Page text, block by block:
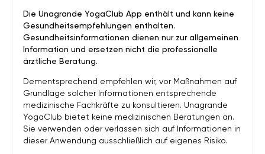
Die Unagrande YogaClub App enthält und kann keine
Gesundheitsempfehlungen enthalten.
Gesundheitsinformationen dienen nur zur allgemeinen
Information und ersetzen nicht die professionelle
ärztliche Beratung.
Dementsprechend empfehlen wir, vor Maßnahmen auf
Grundlage solcher Informationen entsprechende
medizinische Fachkräfte zu konsultieren. Unagrande
YogaClub bietet keine medizinischen Beratungen an.
Sie verwenden oder verlassen sich auf Informationen in
dieser Anwendung ausschließlich auf eigenes Risiko.